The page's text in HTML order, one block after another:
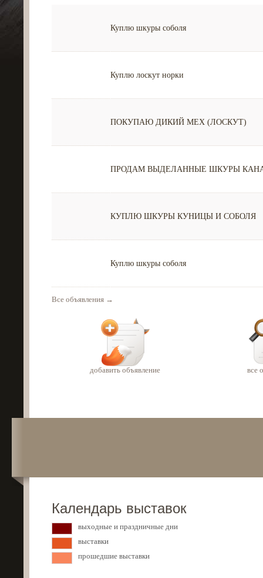
Куплю шкуры соболя
Куплю лоскут норки
ПОКУПАЮ ДИКИЙ МЕХ (ЛОСКУТ)
ПРОДАМ ВЫДЕЛАННЫЕ ШКУРЫ
КУПЛЮ ШКУРЫ КУНИЦЫ И СОБОЛЯ
Куплю шкуры соболя
Все объявления →
добавить объявление все
Календарь выставок
выходные и праздничные дни
выставки
прошедшие выставки